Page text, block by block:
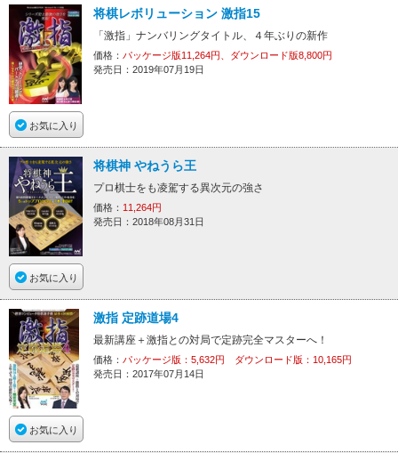
お気に入り
将棋レボリューション 激指15
「激指」ナンバリングタイトル、４年ぶりの新作
価格： パッケージ版11,264円、ダウンロード版8,800円
発売日：2019年07月19日
お気に入り
将棋神 やねうら王
プロ棋士をも凌駕する異次元の強さ
価格： 11,264円
発売日：2018年08月31日
お気に入り
激指 定跡道場4
最新講座＋激指との対局で定跡完全マスターへ！
価格： パッケージ版：5,632円 ダウンロード版：10,165円
発売日：2017年07月14日